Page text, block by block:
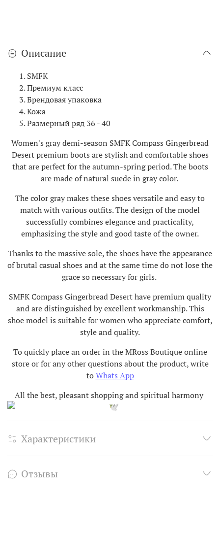
Описание
SMFK
Премиум класс
Брендовая упаковка
Кожа
Размерный ряд 36 - 40
Women's gray demi-season SMFK Compass Gingerbread
Desert premium boots are stylish and comfortable shoes
that are perfect for the autumn-spring period. The boots
are made of natural suede in gray color.
The color gray makes these shoes versatile and easy to
match with various outfits. The design of the model
successfully combines elegance and practicality,
emphasizing the style and good taste of the owner.
Thanks to the massive sole, the shoes have the appearance
of brutal casual shoes and at the same time do not lose the
grace so necessary for girls.
SMFK Compass Gingerbread Desert have premium quality
and are distinguished by excellent workmanship. This
shoe model is suitable for women who appreciate comfort,
style and quality.
To quickly place an order in the MRoss Boutique online
store or for any other questions about the product, write
to Whats App
All the best, pleasant shopping and spiritual harmony
Характеристики
Отзывы